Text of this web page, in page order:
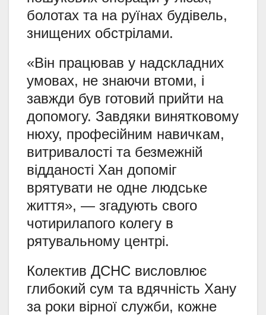
болотах та на руїнах будівель,
знищених обстрілами.
«Він працював у надскладних
умовах, не знаючи втоми, і
завжди був готовий прийти на
допомогу. Завдяки винятковому
нюху, професійним навичкам,
витривалості та безмежній
відданості Хан допоміг
врятувати не одне людське
життя», — згадують свого
чотирилапого колегу в
рятувальному центрі.
Колектив ДСНС висловлює
глибокий сум та вдячність Хану
за роки вірної служби, кожне